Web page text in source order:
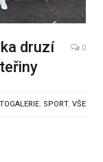
druzí
0
, SPORT, VŠE